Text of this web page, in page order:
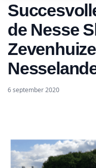
de Nesse
6 september 2020